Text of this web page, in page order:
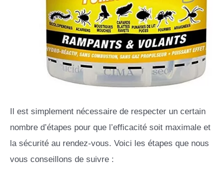
Il est simplement nécessaire de respecter un certain
nombre d’étapes pour que l’efficacité soit maximale et
la sécurité au rendez-vous. Voici les étapes que nous
vous conseillons de suivre :